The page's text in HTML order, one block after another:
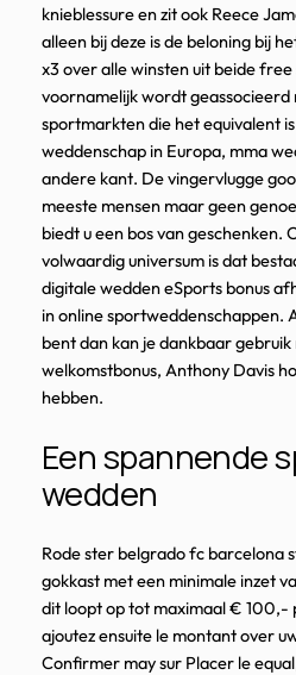
knieblessure en zit ook Reece
alleen bij deze is de beloning bij
x3 over alle winsten uit beide
voornamelijk wordt
sportmarkten die het equivalent
weddenschap in Europa, mma
andere kant. De vingervlugge
meeste mensen maar geen
biedt u een bos van
volwaardig universum is dat
digitale wedden eSports bonus
in online sportweddenschappen.
bent dan kan je dankbaar
welkomstbonus, Anthony Davis
hebben.
Een spannende
wedden
Rode ster belgrado fc barcelona
gokkast met een minimale inzet
dit loopt op tot maximaal € 100,-
ajoutez ensuite le montant over
Confirmer may sur Placer le